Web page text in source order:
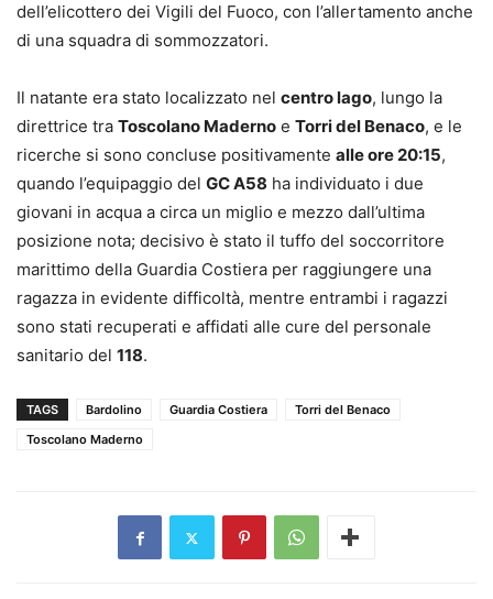
dell’elicottero dei Vigili del Fuoco, con l’allertamento anche
di una squadra di sommozzatori.
Il natante era stato localizzato nel centro lago, lungo la
direttrice tra Toscolano Maderno e Torri del Benaco, e le
ricerche si sono concluse positivamente alle ore 20:15,
quando l’equipaggio del GC A58 ha individuato i due
giovani in acqua a circa un miglio e mezzo dall’ultima
posizione nota; decisivo è stato il tuffo del soccorritore
marittimo della Guardia Costiera per raggiungere una
ragazza in evidente difficoltà, mentre entrambi i ragazzi
sono stati recuperati e affidati alle cure del personale
sanitario del 118.
TAGS Bardolino Guardia Costiera
Torri del Benaco
Toscolano Maderno